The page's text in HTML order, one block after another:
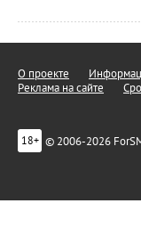
О проекте
Реклама на сайте
18+ © 2006-2026